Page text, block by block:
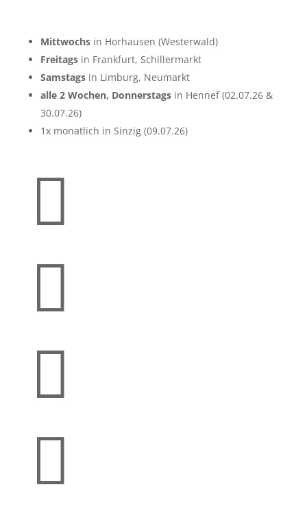
Mittwochsin Horhausen (Westerwald)
Freitagsin Frankfurt, Schillermarkt
Samstagsin Limburg, Neumarkt
alle 2 Wochen, Donnerstagsin Hennef (02.07.26 &
30.07.26)
1x monatlich in Sinzig (09.07.26)



